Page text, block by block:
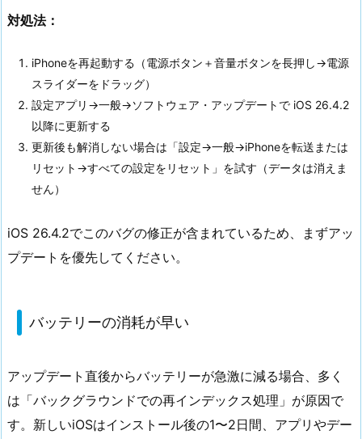
対処法：
iPhoneを再起動する（電源ボタン＋音量ボタンを長押し→電源
スライダーをドラッグ）
設定アプリ→一般→ソフトウェア・アップデートで iOS 26.4.2
以降に更新する
更新後も解消しない場合は「設定→一般→iPhoneを転送または
リセット→すべての設定をリセット」を試す（データは消えま
せん）
iOS 26.4.2でこのバグの修正が含まれているため、まずアッ
プデートを優先してください。
バッテリーの消耗が早い
アップデート直後からバッテリーが急激に減る場合、多く
は「バックグラウンドでの再インデックス処理」が原因で
す。新しいiOSはインストール後の1〜2日間、アプリやデー